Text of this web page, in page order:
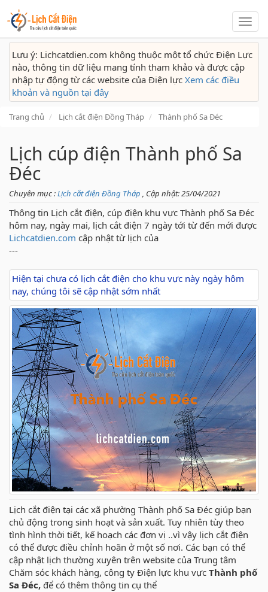
Lịch
cắt
Lưu ý: Lichcatdien.com không thuộc một tổ chức Điện Lực
nào, thông tin dữ liệu mang tính tham khảo và được cập
nhập tự động từ các website của Điện lực Xem các điều
khoản và nguồn tại đây
Trang chủ Lịch cắt điện Đồng Tháp Thành phố Sa Đéc
Lịch cúp điện Thành phố Sa
Đéc
Chuyên mục :Lịch cắt điện Đồng Tháp , Cập nhật: 25/04/2021
Thông tin Lịch cắt điện, cúp điện khu vực Thành phố Sa Đéc
hôm nay, ngày mai, lịch cắt điện 7 ngày tới từ đến mới được
Lichcatdien.com cập nhật từ lịch của
---
Hiện tại chưa có lịch cắt điện cho khu vực này ngày hôm
nay, chúng tôi sẽ cập nhật sớm nhất
Lịch cắt điện tại các xã phường Thành phố Sa Đéc giúp bạn
chủ động trong sinh hoạt và sản xuất. Tuy nhiên tùy theo
tình hình thời tiết, kế hoạch các đơn vị ..vì vậy lịch cắt điện
có thể được điều chỉnh hoãn ở một số nơi. Các bạn có thể
cập nhật lịch thường xuyên trên website của Trung tâm
Chăm sóc khách hàng, công ty Điện lực khu vực Thành phố
Sa Đéc, để có thêm thông tin cụ thể